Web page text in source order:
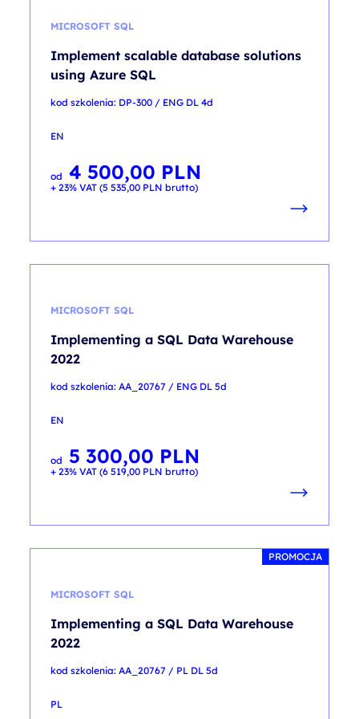
MICROSOFT SQL
Implement scalable database solutions
using Azure SQL
kod szkolenia: DP-300 / ENG DL 4d
EN
od 4 500,00 PLN
+ 23% VAT (5 535,00 PLN brutto)
MICROSOFT SQL
Implementing a SQL Data Warehouse
2022
kod szkolenia: AA_20767 / ENG DL 5d
EN
od 5 300,00 PLN
+ 23% VAT (6 519,00 PLN brutto)
PROMOCJA
MICROSOFT SQL
Implementing a SQL Data Warehouse
2022
kod szkolenia: AA_20767 / PL DL 5d
PL